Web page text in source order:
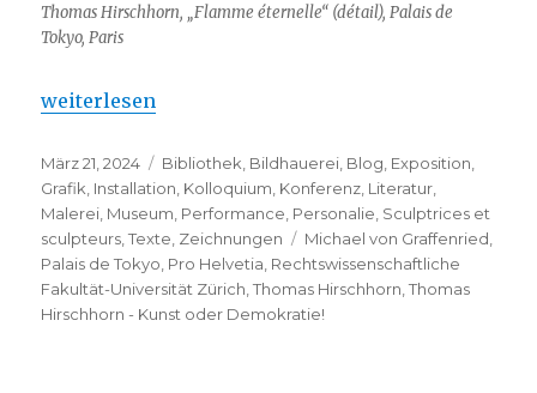
Thomas Hirschhorn, „Flamme éternelle“ (détail), Palais de
Tokyo, Paris
„Thomas Hirschhorn – Kunst oder Demokratie!“
weiterlesen
Veröffentlicht
am
März 21, 2024 Kategorien
Bibliothek Bildhauerei Blog Exposition
Grafik Installation Kolloquium Konferenz Literatur
Malerei Museum Performance Personalie Sculptrices et
sculpteurs ,Texte Zeichnungen Schlagwörter
Michael von Graffenried
Palais de Tokyo Pro Helvetia Rechtswissenschaftliche
Fakultät-Universität Zürich ,Thomas Hirschhorn ,Thomas
Hirschhorn - Kunst oder Demokratie!